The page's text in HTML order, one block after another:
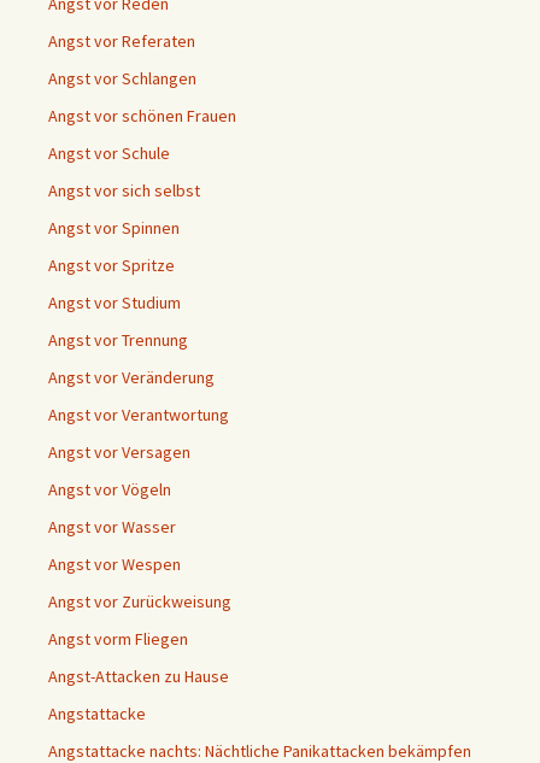
Angst vor Referaten
Angst vor Schlangen
Angst vor schönen Frauen
Angst vor Schule
Angst vor sich selbst
Angst vor Spinnen
Angst vor Spritze
Angst vor Studium
Angst vor Trennung
Angst vor Veränderung
Angst vor Verantwortung
Angst vor Versagen
Angst vor Vögeln
Angst vor Wasser
Angst vor Wespen
Angst vor Zurückweisung
Angst vorm Fliegen
Angst-Attacken zu Hause
Angstattacke
Angstattacke nachts: Nächtliche Panikattacken bekämpfen